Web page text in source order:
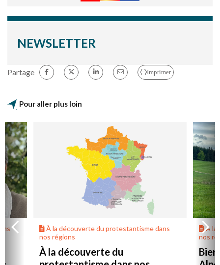
NEWSLETTER
Partage Imprimer
Pour aller plus loin
À la découverte du protestantisme dans
nos régions
À la découverte du
À la
nos